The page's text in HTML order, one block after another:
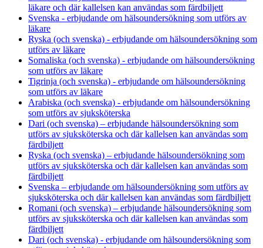
läkare och där kallelsen kan användas som färdbiljett
Svenska - erbjudande om hälsoundersökning som utförs av
läkare
Ryska (och svenska) - erbjudande om hälsoundersökning som
utförs av läkare
Somaliska (och svenska) - erbjudande om hälsoundersökning
som utförs av läkare
Tigrinja (och svenska) - erbjudande om hälsoundersökning
som utförs av läkare
Arabiska (och svenska) - erbjudande om hälsoundersökning
som utförs av sjuksköterska
Dari (och svenska) – erbjudande hälsoundersökning som
utförs av sjuksköterska och där kallelsen kan användas som
färdbiljett
Ryska (och svenska) – erbjudande hälsoundersökning som
utförs av sjuksköterska och där kallelsen kan användas som
färdbiljett
Svenska – erbjudande om hälsoundersökning som utförs av
sjuksköterska och där kallelsen kan användas som färdbiljett
Romani (och svenska) – erbjudande hälsoundersökning som
utförs av sjuksköterska och där kallelsen kan användas som
färdbiljett
Dari (och svenska) - erbjudande om hälsoundersökning som